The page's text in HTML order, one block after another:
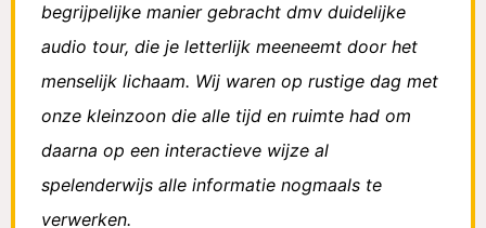
begrijpelijke manier gebracht dmv duidelijke
audio tour, die je letterlijk meeneemt door het
menselijk lichaam. Wij waren op rustige dag met
onze kleinzoon die alle tijd en ruimte had om
daarna op een interactieve wijze al
spelenderwijs alle informatie nogmaals te
verwerken.